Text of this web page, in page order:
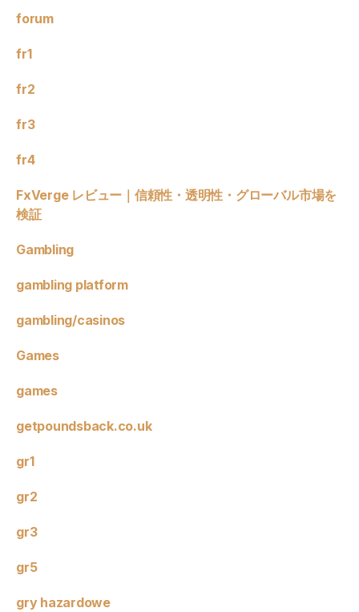
forum
fr1
fr2
fr3
fr4
FxVerge レビュー｜信頼性・透明性・グローバル市場を
検証
Gambling
gambling platform
gambling/casinos
Games
games
getpoundsback.co.uk
gr1
gr2
gr3
gr5
gry hazardowe